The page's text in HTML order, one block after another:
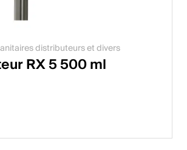
distributeurs et divers
RX 5 500 ml